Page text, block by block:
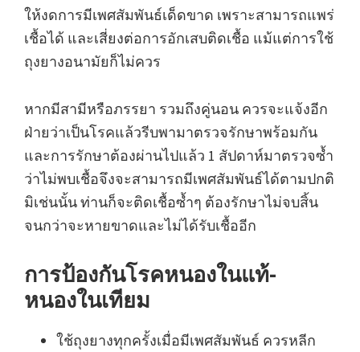
ให้งดการมีเพศสัมพันธ์เด็ดขาด เพราะสามารถแพร่
เชื้อได้ และเสี่ยงต่อการอักเสบติดเชื้อ แม้แต่การใช้
ถุงยางอนามัยก็ไม่ควร
หากมีสามีหรือภรรยา รวมถึงคู่นอน ควรจะแจ้งอีก
ฝ่ายว่าเป็นโรคแล้วรีบพามาตรวจรักษาพร้อมกัน
และการรักษาต้องผ่านไปแล้ว 1 สัปดาห์มาตรวจซ้ำ
ว่าไม่พบเชื้อจึงจะสามารถมีเพศสัมพันธ์ได้ตามปกติ
มิเช่นนั้น ท่านก็จะติดเชื้อซ้ำๆ ต้องรักษาไม่จบสิ้น
จนกว่าจะหายขาดและไม่ได้รับเชื้ออีก
การป้องกันโรคหนองในแท้-
หนองในเทียม
ใช้ถุงยางทุกครั้งเมื่อมีเพศสัมพันธ์ ควรหลีก